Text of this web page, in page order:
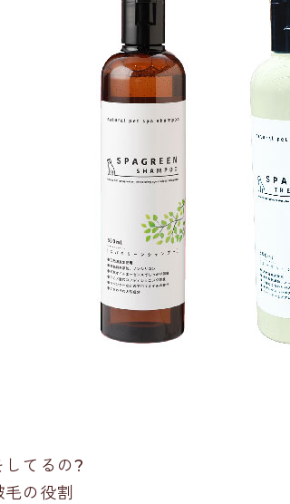
てるの?
の役割